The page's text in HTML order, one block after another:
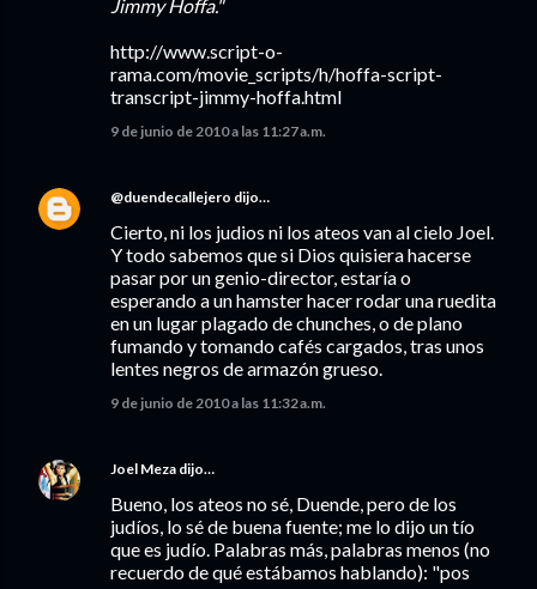
Jimmy Hoffa."
http://www.script-o-
rama.com/movie_scripts/h/hoffa-script-
transcript-jimmy-hoffa.html
9 de junio de 2010 a las 11:27 a.m.
@duendecallejero dijo…
Cierto, ni los judios ni los ateos van al cielo Joel.
Y todo sabemos que si Dios quisiera hacerse
pasar por un genio-director, estaría o
esperando a un hamster hacer rodar una ruedita
en un lugar plagado de chunches, o de plano
fumando y tomando cafés cargados, tras unos
lentes negros de armazón grueso.
9 de junio de 2010 a las 11:32 a.m.
Joel Meza dijo…
Bueno, los ateos no sé, Duende, pero de los
judíos, lo sé de buena fuente; me lo dijo un tío
que es judío. Palabras más, palabras menos (no
recuerdo de qué estábamos hablando): "pos